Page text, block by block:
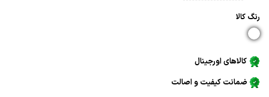
رنگ كالا
کالاهای اورجینال
ضمانت کیفیت و اصالت